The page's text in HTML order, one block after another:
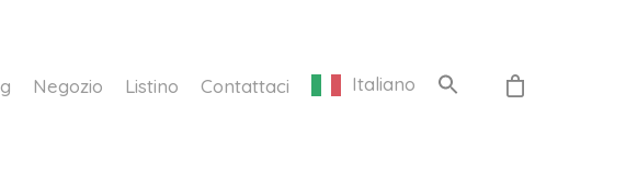
Negozio Listino Contattaci Italiano